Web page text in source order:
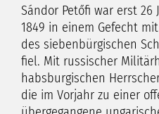
Sándor Petőfi war erst 26
1849 in einem Gefecht
des siebenbürgischen
fiel. Mit russischer
habsburgischen
die im Vorjahr zu einer